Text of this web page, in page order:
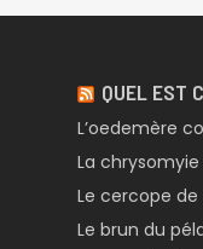
QUEL EST
L’oedemère
La
Le cercope de
Le brun du